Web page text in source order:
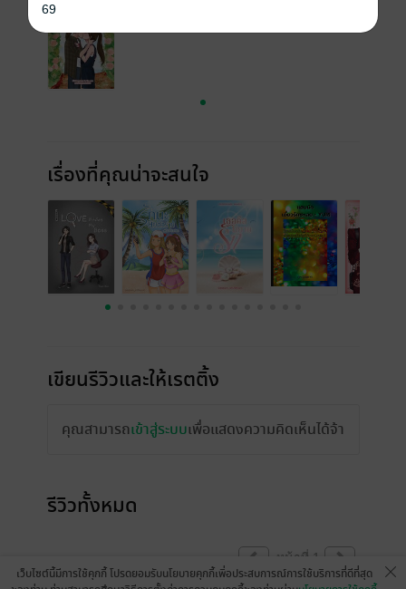
เรื่องที่คุณน่าจะสนใจ
เขียนรีวิวและให้เรตติ้ง
คุณสามารถเข้าสู่ระบบเพื่อแสดงความคิดเห็นได้จ้า
รีวิวทั้งหมด
หน้าที่ 1
เว็บไซต์นี้มีการใช้คุกกี้ โปรดยอมรับนโยบายคุกกี้เพื่อประสบการณ์การใช้บริการที่ดีที่สุด
69